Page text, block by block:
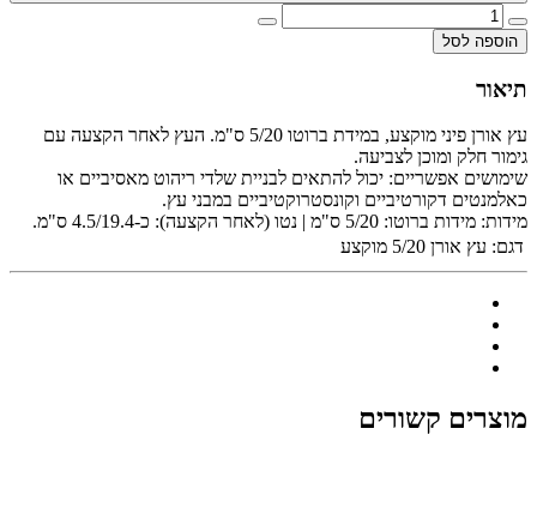
הוספה לסל
תיאור
עץ אורן פיני מוקצע, במידת ברוטו 5/20 ס"מ. העץ לאחר הקצעה עם
גימור חלק ומוכן לצביעה.
שימושים אפשריים: יכול להתאים לבניית שלדי ריהוט מאסיביים או
כאלמנטים דקורטיביים וקונסטרוקטיביים במבני עץ.
מידות: מידות ברוטו: 5/20 ס"מ | נטו (לאחר הקצעה): כ-4.5/19.4 ס"מ.
דגם: עץ אורן 5/20 מוקצע
מוצרים קשורים